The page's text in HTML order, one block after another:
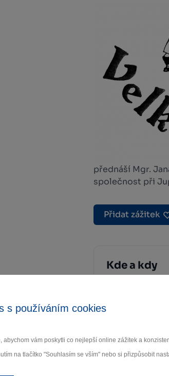
s používáním cookies
abychom vám poskytli co nejlepší online zážitek a
na tlačítko "Souhlasím se vším" nebo si přizpůsobit
přednáší Mgr.
společnost při
Přidat zážitek
Kde a kdy
Kontakt